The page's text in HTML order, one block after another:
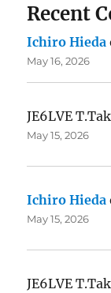
Recent
Ichiro Hieda
May 16, 2026
JE6LVE
May 15, 2026
Ichiro Hieda
May 15, 2026
JE6LVE